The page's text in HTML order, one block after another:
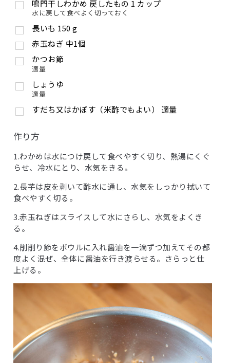
鳴門干しわかめ 戻したもの 1 カップ
水に戻して食べよく切っておく
長いも 150 g
赤玉ねぎ 中1個
かつお節
適量
しょうゆ
適量
すだち又はかぼす（米酢でもよい） 適量
作り方
1.わかめは水につけ戻して食べやすく切り、熱湯にくぐ
らせ、冷水にとり、水気をきる。
2.長芋は皮を剥いて酢水に通し、水気をしっかり拭いて
食べやすく切る。
3.赤玉ねぎはスライスして水にさらし、水気をよくき
る。
4.削削り節をボウルに入れ醤油を一滴ずつ加えてその都
度よく混ぜ、全体に醤油を行き渡らせる。さらっと仕
上げる。